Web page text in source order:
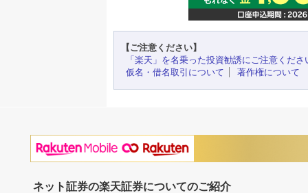
【ご注意ください】
「楽天」を名乗った投資勧誘にご注意くださ
仮名・借名取引について
著作権について
ネット証券の楽天証券についてのご紹介